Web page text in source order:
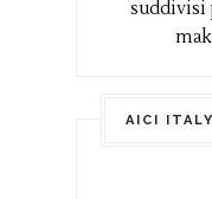
suddivisi
AICI